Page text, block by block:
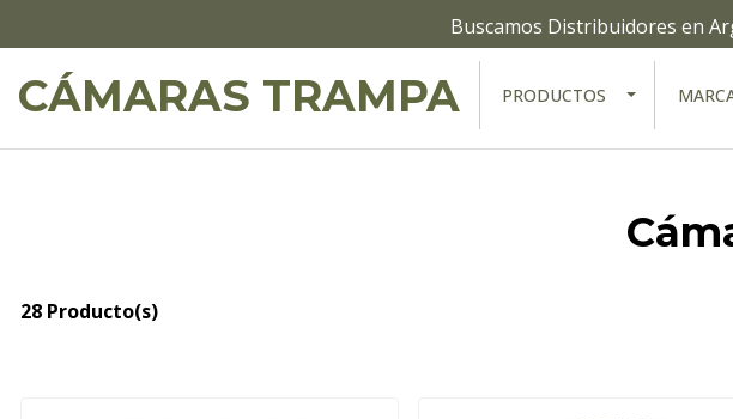
CÁMARAS TRAMPA PRODUCTOS
Buscamos Distribuidores en
28 Producto(s)